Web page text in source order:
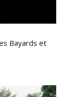
Bayards et